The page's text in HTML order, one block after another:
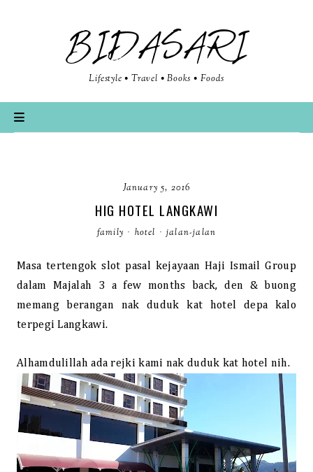
BIDASARI
Lifestyle • Travel • Books • Foods
January 5, 2016
HIG HOTEL LANGKAWI
family · hotel · jalan-jalan
Masa tertengok slot pasal kejayaan Haji Ismail Group
dalam Majalah 3 a few months back, den & buong
memang berangan nak duduk kat hotel depa kalo
terpegi Langkawi.
Alhamdulillah ada rejki kami nak duduk kat hotel nih.